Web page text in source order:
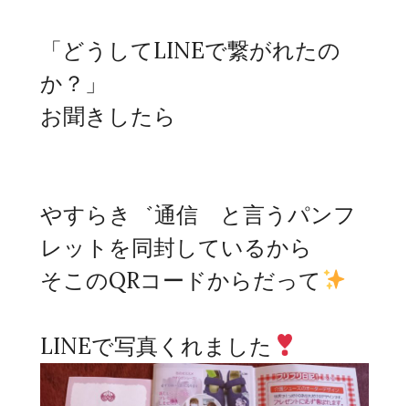
「どうしてLINEで繋がれたの
か？」
お聞きしたら
やすらき゛通信 と言うパンフ
レットを同封しているから
そこのQRコードからだって
LINEで写真くれました